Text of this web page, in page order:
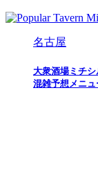
名古屋
大衆酒場ミチ
混雑予想メニュ